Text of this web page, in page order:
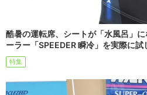
酷暑の運転席、シートが「水風呂」
ーラー「SPEEDER 瞬冷」を実際に試
特集